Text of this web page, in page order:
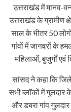
उत्तराखंड में मानव-
उत्तराखंड के ग्रामीण
साल के भीतर 50
गांवों में जानवरों के
महिलाओं, बुजुर्गों एवं
सांसद ने कहा कि
सभी ब्लॉकों में गुलदार
और डबरा गांव